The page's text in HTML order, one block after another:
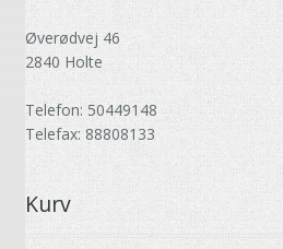
Øverødvej 46
2840 Holte
Telefon: 50449148
Telefax: 88808133
Kurv